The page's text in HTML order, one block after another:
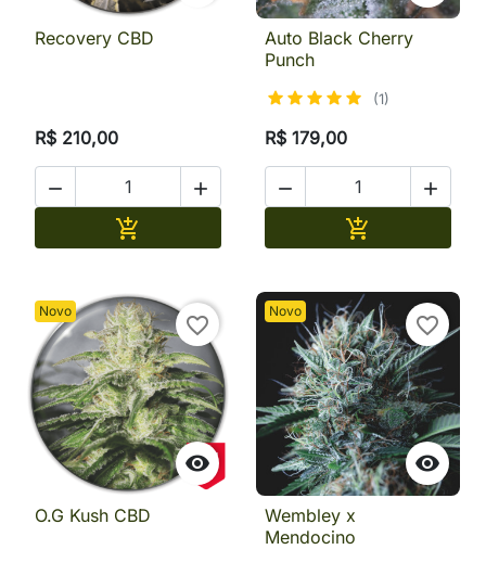
Recovery CBD
R$ 210,00
 

Auto Black Cherry
Punch
(1)
R$ 179,00
 

Novo

favorite_border
O.G Kush CBD
Novo

favorite_border
Wembley x
Mendocino